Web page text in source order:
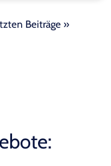
Beiträge »